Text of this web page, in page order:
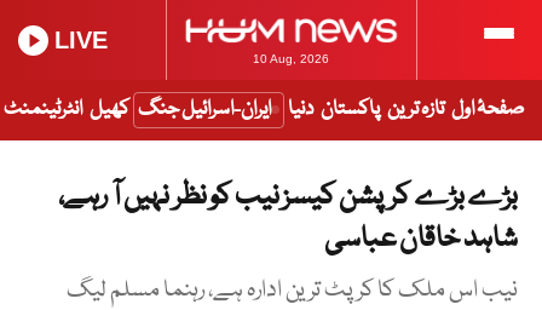
10 Aug, 2026
LIVE
صفحۂ اول تازہ ترین پاکستان دنیا ایران-اسرائیل جنگ کھیل انٹرٹینمنٹ
بڑے بڑے کرپشن کیسز نیب کو نظر نہیں آ رہے،
شاہد خاقان عباسی
نیب اس ملک کا کرپٹ ترین ادارہ ہے، رہنما مسلم لیگ